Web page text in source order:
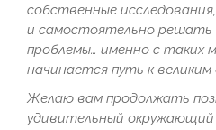
собственные
и самостоятельно решать
проблемы… именно с таких
начинается путь к
Желаю вам продолжать
удивительный